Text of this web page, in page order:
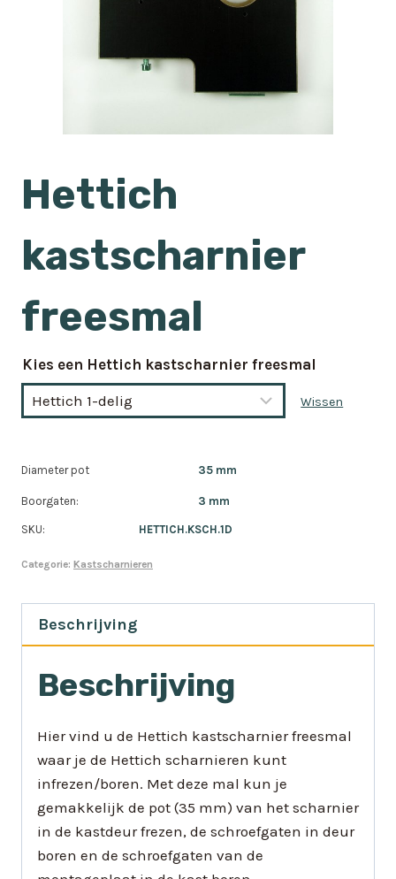
Hettich
kastscharnier
freesmal
Kies een Hettich kastscharnier freesmal
Wissen
Diameter pot
Boorgaten:
35 mm
3 mm
SKU: HETTICH.KSCH.1D
Categorie: Kastscharnieren
Beschrijving
Beschrijving
Hier vind u de Hettich kastscharnier freesmal
waar je de Hettich scharnieren kunt
infrezen/boren. Met deze mal kun je
gemakkelijk de pot (35 mm) van het scharnier
in de kastdeur frezen, de schroefgaten in deur
boren en de schroefgaten van de